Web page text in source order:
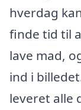
hverdag
finde tid til
lave mad,
ind i
leveret alle